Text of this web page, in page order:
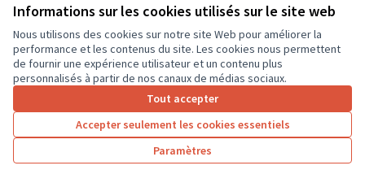
Informations sur les cookies utilisés sur le site web
Nous utilisons des cookies sur notre site Web pour améliorer la
performance et les contenus du site. Les cookies nous permettent
de fournir une expérience utilisateur et un contenu plus
personnalisés à partir de nos canaux de médias sociaux.
Tout accepter
Accepter seulement les cookies essentiels
Paramètres
Création d'espaces ombragés et
zones de jeux détentes dans la cour
Soumis